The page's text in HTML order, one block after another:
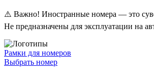
⚠️ Важно! Иностранные номера — это
Не предназначены для эксплуатации на
Рамки для номеров
Выбрать номер